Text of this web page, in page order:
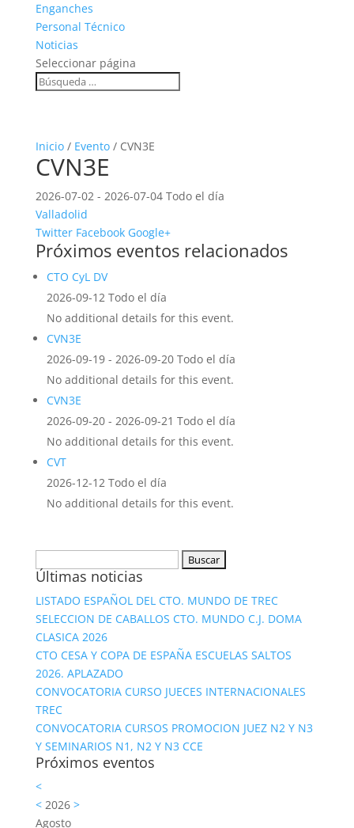
Enganches
Personal Técnico
Noticias
Seleccionar página
Inicio/ Evento/ CVN3E
CVN3E
2026-07-02 - 2026-07-04 Todo el día
Valladolid
Twitter Facebook Google+
Próximos eventos relacionados
CTO CyL DV
2026-09-12 Todo el día
No additional details for this event.
CVN3E
2026-09-19 - 2026-09-20 Todo el día
No additional details for this event.
CVN3E
2026-09-20 - 2026-09-21 Todo el día
No additional details for this event.
CVT
2026-12-12 Todo el día
No additional details for this event.
Últimas noticias
LISTADO ESPAÑOL DEL CTO. MUNDO DE TREC
SELECCION DE CABALLOS CTO. MUNDO C.J. DOMA
CLASICA 2026
CTO CESA Y COPA DE ESPAÑA ESCUELAS SALTOS
2026. APLAZADO
CONVOCATORIA CURSO JUECES INTERNACIONALES
TREC
CONVOCATORIA CURSOS PROMOCION JUEZ N2 Y N3
Y SEMINARIOS N1, N2 Y N3 CCE
Próximos eventos
<
<2026 >
Agosto